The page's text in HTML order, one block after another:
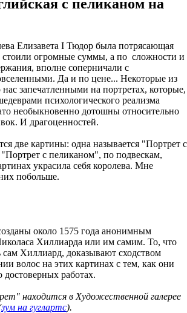
c пеликаном на
Елизавета I Тюдор была потрясающая
огромные суммы, а по сложности и
вполне соперничали с
Да и по цене... Некоторые из
запечатленными на портретах, которые,
психологического реализма
необыкновенно дотошны относительно
И драгоценностей.
две картины: одна называется "Портрет с
с пеликаном", по подвескам,
украсила себя королева. Мне
побольше.
около 1575 года анонимным
Хиллиарда или им самим. То, что
Хиллиард, доказывают сходством
волос на этих картинах с тем, как они
достоверных работах.
находится в Художественной галерее
зум на гуглартс).